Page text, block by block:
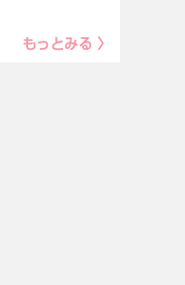
もっとみる 〉